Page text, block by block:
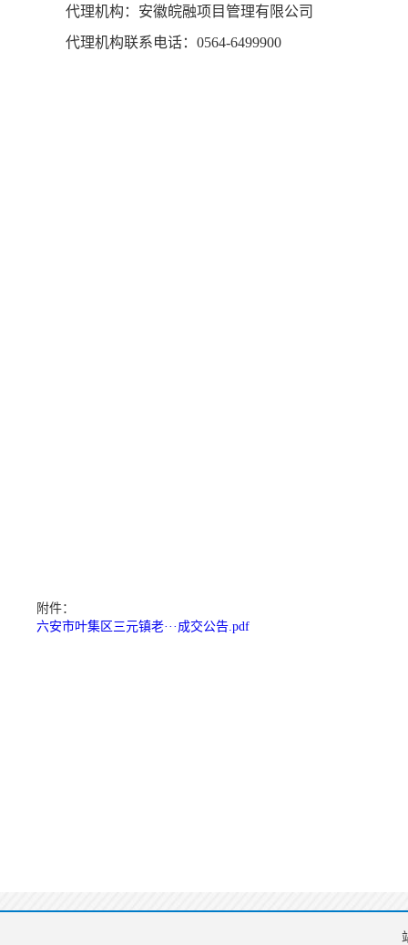
代理机构：安徽皖融项目管理有限公司
代理机构联系电话： 0564-6499900
附件：
六安市叶集区三元镇老···成交公告.pdf